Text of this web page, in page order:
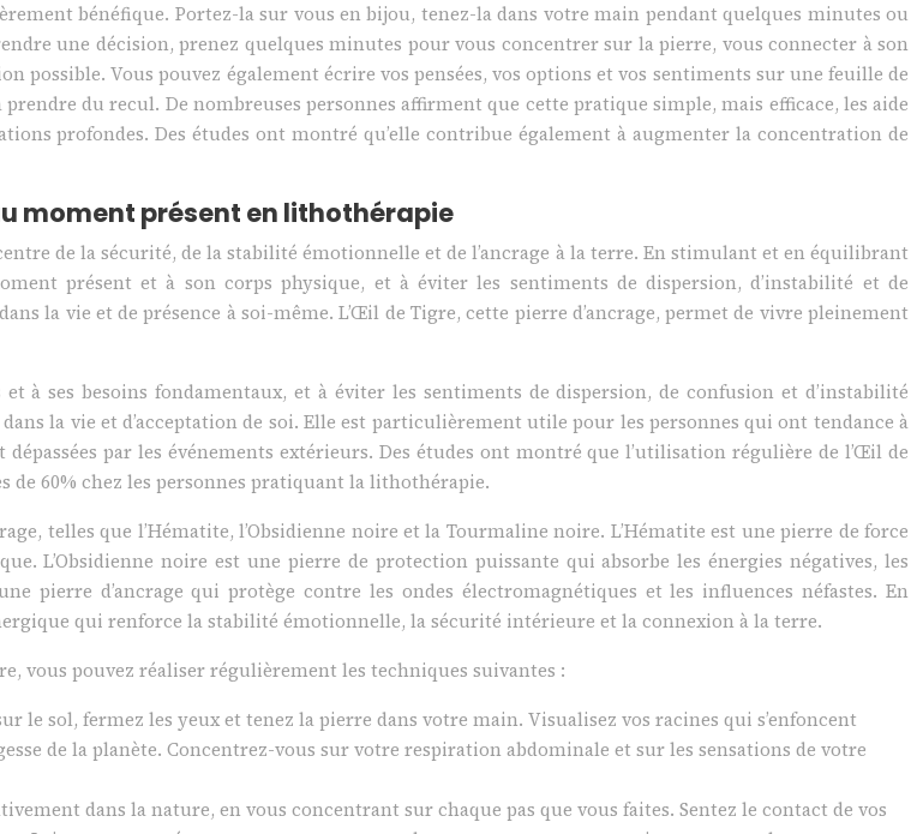
bénéfique. Portez-la sur vous en bijou, tenez-la dans votre main pendant quelques minutes ou
une décision, prenez quelques minutes pour vous concentrer sur la pierre, vous connecter à son
Vous pouvez également écrire vos pensées, vos options et vos sentiments sur une feuille de
du recul. De nombreuses personnes affirment que cette pratique simple, mais efficace, les aide
profondes. Des études ont montré qu’elle contribue également à augmenter la concentration de
moment présent en lithothérapie
de la sécurité, de la stabilité émotionnelle et de l’ancrage à la terre. En stimulant et en équilibrant
présent et à son corps physique, et à éviter les sentiments de dispersion, d’instabilité et de
la vie et de présence à soi-même. L’Œil de Tigre, cette pierre d’ancrage, permet de vivre pleinement
à ses besoins fondamentaux, et à éviter les sentiments de dispersion, de confusion et d’instabilité
la vie et d’acceptation de soi. Elle est particulièrement utile pour les personnes qui ont tendance à
par les événements extérieurs. Des études ont montré que l’utilisation régulière de l’Œil de
de 60% chez les personnes pratiquant la lithothérapie.
telles que l’Hématite, l’Obsidienne noire et la Tourmaline noire. L’Hématite est une pierre de force
L’Obsidienne noire est une pierre de protection puissante qui absorbe les énergies négatives, les
pierre d’ancrage qui protège contre les ondes électromagnétiques et les influences néfastes. En
qui renforce la stabilité émotionnelle, la sécurité intérieure et la connexion à la terre.
vous pouvez réaliser régulièrement les techniques suivantes :
le sol, fermez les yeux et tenez la pierre dans votre main. Visualisez vos racines qui s’enfoncent
de la planète. Concentrez-vous sur votre respiration abdominale et sur les sensations de votre
dans la nature, en vous concentrant sur chaque pas que vous faites. Sentez le contact de vos